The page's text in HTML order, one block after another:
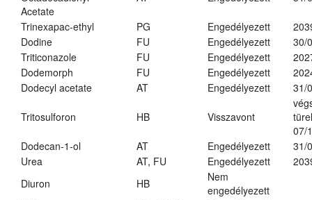
Acetate
Trinexapac-ethyl PG Engedélyezett
Dodine
FU Engedélyezett
30/
Triticonazole
FU Engedélyezett
Dodemorph
FU Engedélyezett
Dodecyl acetate
AT Engedélyezett 31/
Tritosulforon HB Visszavont
07/
Dodecan-1-ol
AT Engedélyezett
31/
Urea
AT, FU Engedélyezett
Diuron
HB
Nem
engedélyezett